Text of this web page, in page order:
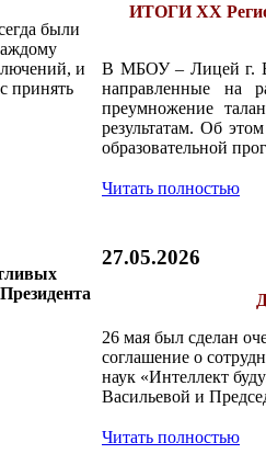
были
и
принять
ИТОГИ XX
В МБОУ – Лицей г.
направленные на
преумножение
результатам. Об
образовательной
Читать полностью
27.05.2026
26 мая был сделан
соглашение о
наук «Интеллект
Васильевой и
Читать полностью